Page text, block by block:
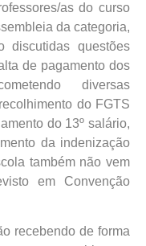
as do curso
da categoria,
discutidas questões
de pagamento dos
diversas
do FGTS
do 13º salário,
da indenização
também não vem
em Convenção
recebendo de forma